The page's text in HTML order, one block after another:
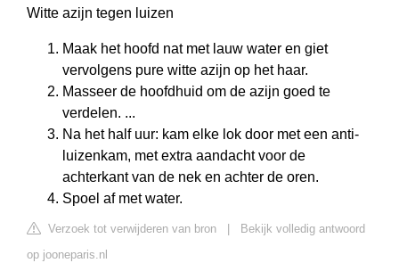
Witte azijn tegen luizen
Maak het hoofd nat met lauw water en giet
vervolgens pure witte azijn op het haar.
Masseer de hoofdhuid om de azijn goed te
verdelen. ...
Na het half uur: kam elke lok door met een anti-
luizenkam, met extra aandacht voor de
achterkant van de nek en achter de oren.
Spoel af met water.
Verzoek tot verwijderen van bron
Bekijk volledig antwoord
op jooneparis.nl